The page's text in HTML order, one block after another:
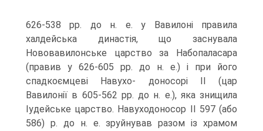
626-538 рр. до н. е. у Вавилоні правила
халдейська династія, що заснувала
Нововавилонське царство за Набопаласара
(правив у 626-605 рр. до н. е.) і при його
спадкоємцеві Навухо- доносорі ІІ (цар
Вавилонії в 605-562 рр. до н. е.), яка знищила
Іудейське царство. Навуходоносор ІІ 597 (або
586) р. до н. е. зруйнував разом із храмом